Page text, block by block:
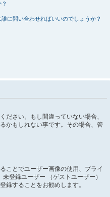
に問い合わせればいいのでしょうか？
さい。もし間違っていない場合、
かもしれない事です。その場合、管
ことでユーザー画像の使用、プライ
登録ユーザー （ゲストユーザー）
録することをお勧めします。